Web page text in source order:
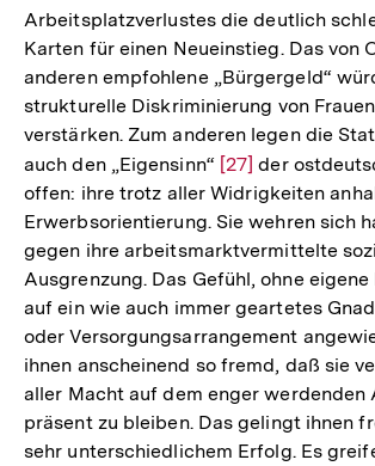
Arbeitsplatzverlustes die deutlich
Karten für einen Neueinstieg. Das von
anderen empfohlene „Bürgergeld“
strukturelle Diskriminierung von
verstärken. Zum anderen legen die
auch den „Eigensinn“ Zur
Auflösung
der
Fußnote
[27] der
offen: ihre trotz aller Widrigkeiten
Erwerbsorientierung. Sie wehren sich
gegen ihre arbeitsmarktvermittelte
Ausgrenzung. Das Gefühl, ohne
auf ein wie auch immer geartetes
oder Versorgungsarrangement
ihnen anscheinend so fremd, daß sie
aller Macht auf dem enger
präsent zu bleiben. Das gelingt ihnen
sehr unterschiedlichem Erfolg. Es